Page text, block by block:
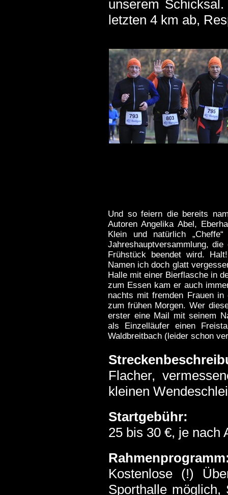
unserem
letzten 4 km ab,
Und so feiern die bereits
Autoren Angelika Abel,
Klein und natürlich
Jahreshauptversammlung,
Frühstück beendet wird.
Namen ich doch glatt
Halle mit einer Bierflasche in
zum Essen kam er auch
nachts mit fremden Frauen
zum frühen Morgen. Wer
erster eine Mail mit seinem
als Einzelläufer einen
Waldbreitbach (leider schon
Flacher,
kleinen
Startgebühr:
25 bis 30 €, je nach
Kostenlose (!)
Sporthalle möglich,